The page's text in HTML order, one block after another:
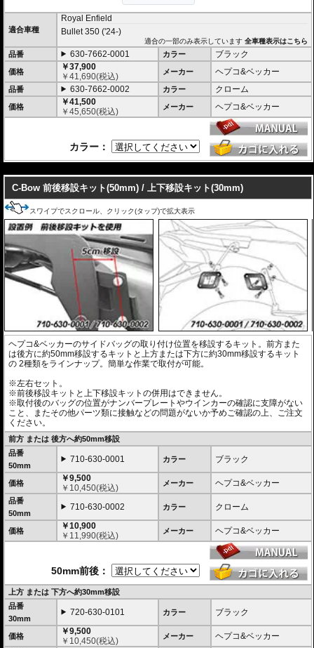
※耐加重 : 片側 5kg (ケース、バッグの自重
を除く)
※サイドケースは別売です。こちらからお求め下さい。
※バッグの搭載位置を 50mm 前方または後方、30mm 上方または下方に移設す
る移設キット(オプション)もあります。
適合車種
Royal Enfield
Bullet 350 ('24-)
適合の一部のみ表示しています全車種表示はこちら
品番 630-7662-0001 カラー ブラック
価格
￥37,900
￥41,690(税込) メーカー ヘプコ&ベッカー
品番 630-7662-0002 カラー クローム
価格
￥41,500
￥45,650(税込) メーカー ヘプコ&ベッカー
カラー：
C-Bow 前後移設キット(50mm) / 上下移設キット(30mm)
スワイプでスクロール、クリック(タップ)で拡大表示
ヘプコ&ベッカーのサイドバッグの取り付け位置を移設するキット。前方また
は後方に約50mm移設するキットと上方または下方に約30mm移設するキット
の 2種類をラインナップ。簡単な作業で取付が可能。
※左右セット。
※前後移設キットと上下移設キットの併用はできません。
※取付後のバッグの位置がナンバープレートやウインカーの確認に支障がない
こと、またその他パーツ類に接触などの問題がないか予めご確認の上、ご注文
ください。
前方 または 後方へ約50mm移設
品番
50mm
710-630-0001 カラー ブラック
価格
￥9,500
￥ 10,450(税込) メーカー ヘプコ&ベッカー
品番
50mm
710-630-0002 カラー クローム
価格
￥10,900
￥ 11,990(税込) メーカー ヘプコ&ベッカー
50mm前後：
上方 または 下方へ約30mm移設
品番
30mm
720-630-0101 カラー ブラック
価格
￥9,500
￥ 10,450(税込) メーカー ヘプコ&ベッカー